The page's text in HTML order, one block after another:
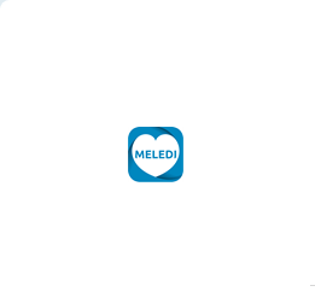
Ga naar de inhoud